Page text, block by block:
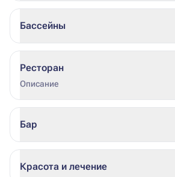
Бассейны
Ресторан
Описание
Бар
Красота и лечение